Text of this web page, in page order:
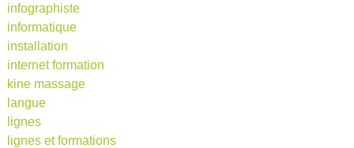
infographiste
informatique
installation
internet formation
kine massage
langue
lignes
lignes et formations